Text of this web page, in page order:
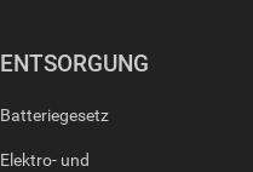
ENTSORGUNG
Batteriegesetz
Elektro- und